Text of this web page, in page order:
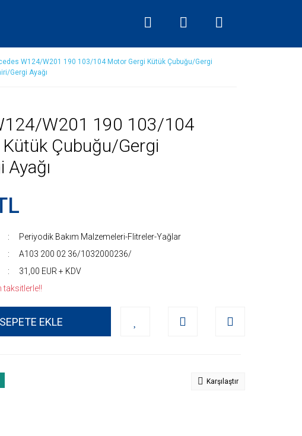
W124/W201 190 103/104 Motor Gergi Kütük Çubuğu/Gergi
Gergi Ayağı
W201 190 103/104
Çubuğu/Gergi
Periyodik Bakım Malzemeleri-Flitreler-Yağlar
A103 200 02 36/1032000236/
31,00 EUR + KDV
taksitlerle!!
SEPETE EKLE
Karşılaştır